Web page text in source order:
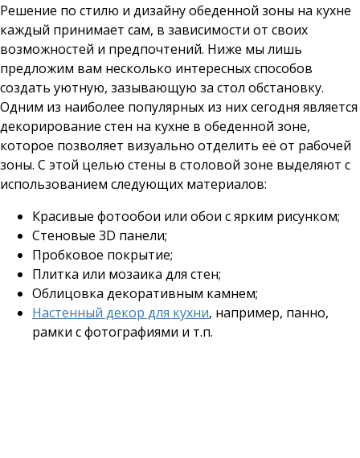
Решение по стилю и дизайну обеденной зоны на кухне
каждый принимает сам, в зависимости от своих
возможностей и предпочтений. Ниже мы лишь
предложим вам несколько интересных способов
создать уютную, зазывающую за стол обстановку.
Одним из наиболее популярных из них сегодня является
декорирование стен на кухне в обеденной зоне,
которое позволяет визуально отделить её от рабочей
зоны. С этой целью стены в столовой зоне выделяют с
использованием следующих материалов:
Красивые фотообои или обои с ярким рисунком;
Стеновые 3D панели;
Пробковое покрытие;
Плитка или мозаика для стен;
Облицовка декоративным камнем;
Настенный декор для кухни, например, панно,
рамки с фотографиями и т.п.